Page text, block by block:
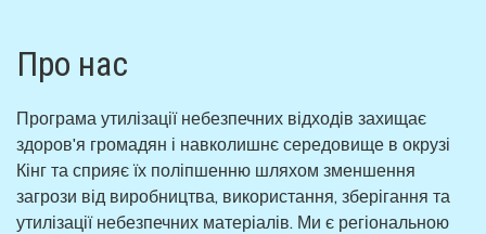
Про нас
Програма утилізації небезпечних відходів захищає
здоров'я громадян і навколишнє середовище в окрузі
Кінг та сприяє їх поліпшенню шляхом зменшення
загрози від виробництва, використання, зберігання та
утилізації небезпечних матеріалів. Ми є регіональною